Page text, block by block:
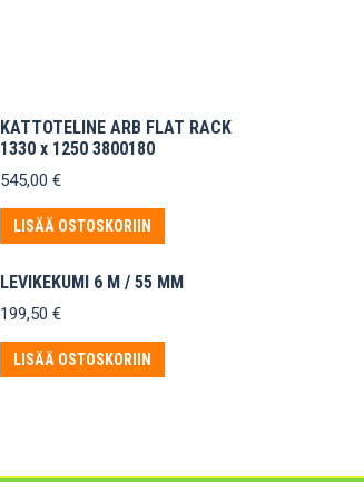
KATTOTELINE ARB FLAT RACK
1330 x 1250 3800180
545,00 €
LISÄÄ OSTOSKORIIN
LEVIKEKUMI 6 M / 55 MM
199,50 €
LISÄÄ OSTOSKORIIN